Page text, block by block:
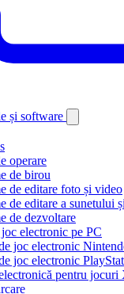
și software
operare
de birou
de editare foto și video
de editare a sunetului
de dezvoltare
electronic pe PC
joc electronic
joc electronic
pentru jocuri